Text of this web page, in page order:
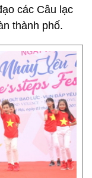
các Câu lạc
thành phố.